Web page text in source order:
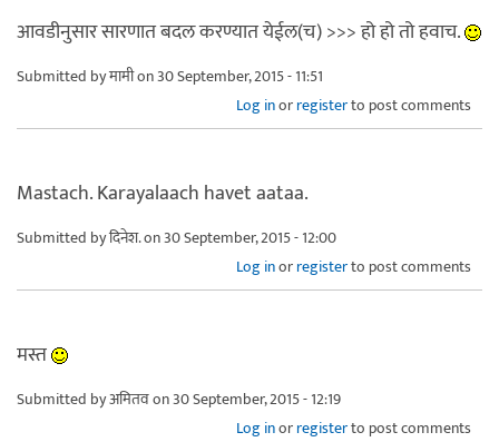
आवडीनुसार सारणात बदल करण्यात येईल(च) >>> हो हो तो हवाच.
Submitted byमामीon 30 September, 2015 - 11:51
Log inorregisterto post comments
Mastach. Karayalaach havet aataa.
Submitted byदिनेश.on 30 September, 2015 - 12:00
Log inorregisterto post comments
मस्त
Submitted byअमितवon 30 September, 2015 - 12:19
Log inorregisterto post comments